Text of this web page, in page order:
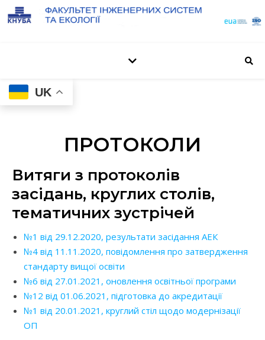
UK
ПРОТОКОЛИ
Витяги з протоколів
засідань, круглих столів,
тематичних зустрічей
№1 від 29.12.2020, результати засідання АЕК
№4 від 11.11.2020, повідомлення про затвердження
стандарту вищої освіти
№6 від 27.01.2021, оновлення освітньої програми
№12 від 01.06.2021, підготовка до акредитації
№1 від 20.01.2021, круглий стіл щодо модернізації
ОП